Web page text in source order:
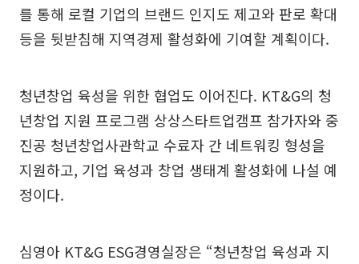
를 통해 로컬 기업의 브랜드 인지도 제고와 판로 확대
등을 뒷받침해 지역경제 활성화에 기여할 계획이다.
청년창업 육성을 위한 협업도 이어진다. KT&G의 청
년창업 지원 프로그램 상상스타트업캠프 참가자와 중
진공 청년창업사관학교 수료자 간 네트워킹 형성을
지원하고, 기업 육성과 창업 생태계 활성화에 나설 예
정이다.
심영아 KT&G ESG경영실장은 “청년창업 육성과 지